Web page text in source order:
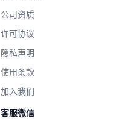
公司资质
许可协议
隐私声明
使用条款
加入我们
客服微信